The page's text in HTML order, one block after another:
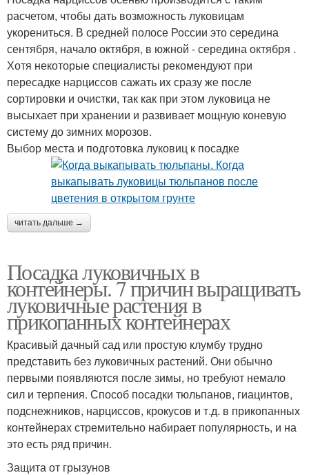
расчетом, чтобы дать возможность луковицам
укорениться. В средней полосе России это середина
сентября, начало октября, в южной - середина октября .
Хотя некоторые специалисты рекомендуют при
пересадке нарциссов сажать их сразу же после
сортировки и очистки, так как при этом луковица не
высыхает при хранении и развивает мощную коневую
систему до зимних морозов.
Выбор места и подготовка луковиц к посадке
читать дальше →
Посадка луковичных в
контейнеры. 7 причин выращивать
луковичные растения в
прикопанных контейнерах
Красивый дачный сад или простую клумбу трудно
представить без луковичных растений. Они обычно
первыми появляются после зимы, но требуют немало
сил и терпения. Способ посадки тюльпанов, гиацинтов,
подснежников, нарциссов, крокусов и т.д. в прикопанных
контейнерах стремительно набирает популярность, и на
это есть ряд причин.
Защита от грызунов